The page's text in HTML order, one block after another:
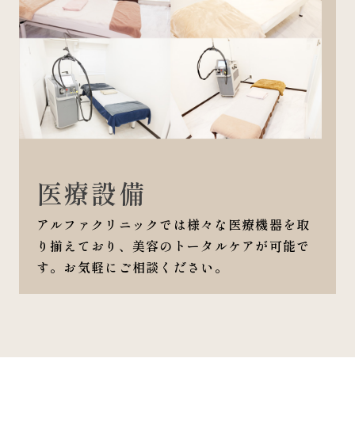
医療設備
アルファクリニックでは様々な医療機器を取
り揃えており、美容のトータルケアが可能で
す。お気軽にご相談ください。